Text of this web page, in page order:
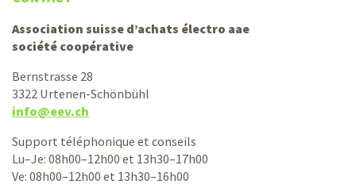
Association suisse d’achats électro aae
société coopérative
Bernstrasse 28
3322 Urtenen-Schönbühl
info@eev.ch
Support téléphonique et conseils
Lu–Je: 08h00–12h00 et 13h30–17h00
Ve: 08h00–12h00 et 13h30–16h00